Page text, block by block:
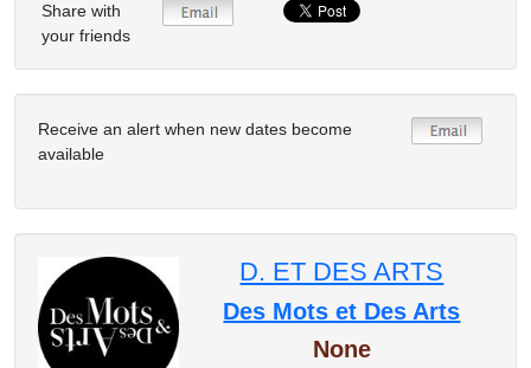
Share with
your friends
Receive an alert when new dates become
available
D. ET DES ARTS
Des Mots et Des Arts
None